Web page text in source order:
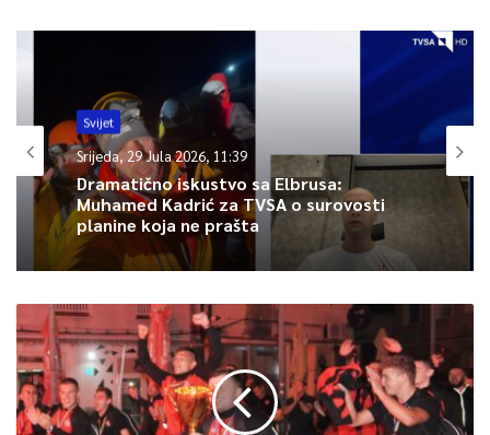
sedmice više od jedne osobe obolilo od COVID-19 na svakih
100 stanovnika. Riječ je o relativno siromašnim, gusto
naseljenim četvrtima s gotovo dvostruko više imigranata u
odnosu na ostale dijelove grada.
Ayuso je najavila mjere u petak, a tokom vikenda hiljade
demonstranata izašlo je na ulice, uspoređujući mjere s
getoizacijom i pozivajući na njenu ostavku.
0
Article Rating
Svijet
Srijeda, 29 Jula 2026, 11:39
Dramatično iskustvo sa Elbrusa:
Muhamed Kadrić za TVSA o surovosti
planine koja ne prašta